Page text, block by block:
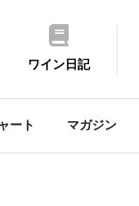
ワイン日記
ート マガジン